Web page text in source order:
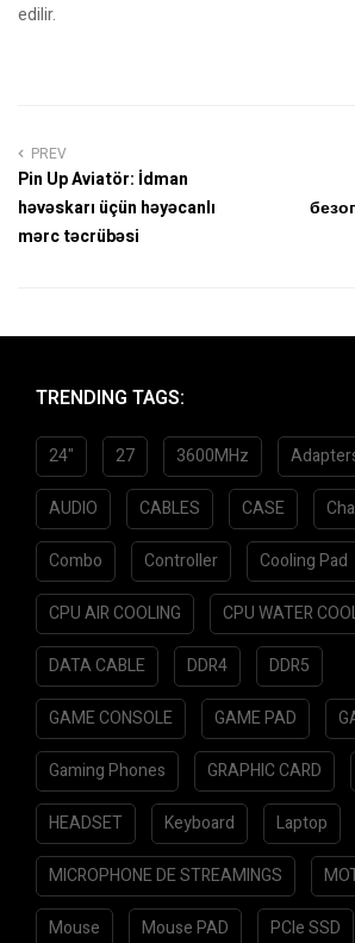
edilir.
PREV
Pin Up Aviatör: İdman
həvəskarı üçün həyəcanlı
mərc təcrübəsi
TRENDING TAGS:
24" 27 3600MHz
AUDIO CABLES CASE
Combo Controller Cooling Pad
CPU AIR COOLING CPU WATER
DATA CABLE DDR4 DDR5
GAME CONSOLE GAME PAD
Gaming Phones GRAPHIC CARD
HEADSET Keyboard Laptop
MICROPHONE DE STREAMINGS
Mouse Mouse PAD PCIe SSD